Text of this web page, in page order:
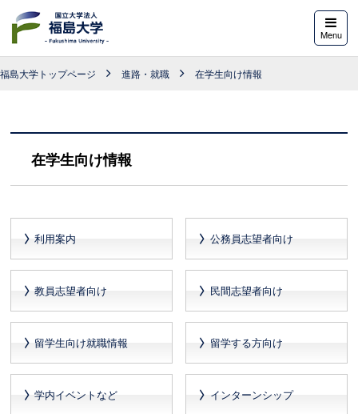
Menu
福島大学トップページ 進路・就職 在学生向け情報
在学生向け情報
利用案内 公務員志望者向け
教員志望者向け 民間志望者向け
留学生向け就職情報 留学する方向け
学内イベントなど インターンシップ